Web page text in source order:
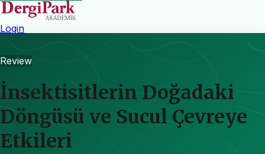
Login
Review
İnsektisitlerin Doğadaki
Döngüsü ve Sucul Çevreye
Etkileri